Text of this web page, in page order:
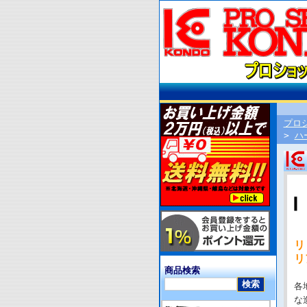
商品検索
プロ
> ハ
各
な